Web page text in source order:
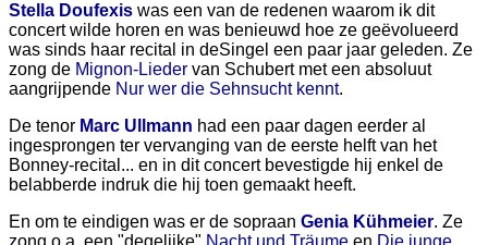
Stella Doufexis was een van de redenen waarom ik dit
concert wilde horen en was benieuwd hoe ze geëvolueerd
was sinds haar recital in deSingel een paar jaar geleden. Ze
zong de Mignon-Lieder van Schubert met een absoluut
aangrijpende Nur wer die Sehnsucht kennt.
De tenor Marc Ullmann had een paar dagen eerder al
ingesprongen ter vervanging van de eerste helft van het
Bonney-recital... en in dit concert bevestigde hij enkel de
belabberde indruk die hij toen gemaakt heeft.
En om te eindigen was er de sopraan Genia Kühmeier. Ze
zong o.a. een "degelijke" Nacht und Träume en Die junge